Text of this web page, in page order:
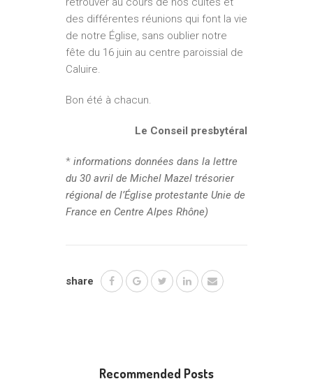
des différentes réunions qui font la vie
de notre Église, sans oublier notre
fête du 16 juin au centre paroissial de
Caluire.
Bon été à chacun.
Le Conseil presbytéral
* informations données dans la lettre
du 30 avril de Michel Mazel trésorier
régional de l’Église protestante Unie de
France en Centre Alpes Rhône)
share
Recommended Posts